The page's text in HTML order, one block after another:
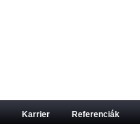
Karrier Referenciák